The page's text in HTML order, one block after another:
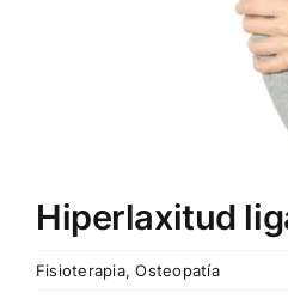
Hiperlaxitud
Fisioterapia,Osteopatía